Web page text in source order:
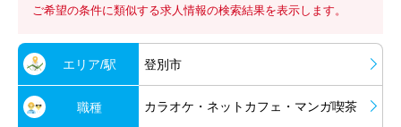
ご希望の条件に類似する求人情報の検索結果を表示します。
エリア/駅 登別市
職種 カラオケ・ネットカフェ・マンガ喫茶